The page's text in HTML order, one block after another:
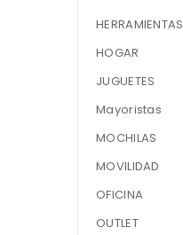
HERRAMIENTAS
HOGAR
JUGUETES
Mayoristas
MOCHILAS
MOVILIDAD
OFICINA
OUTLET